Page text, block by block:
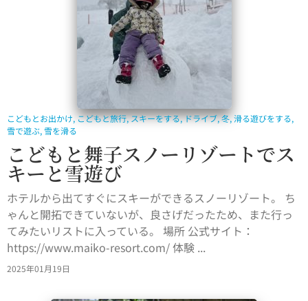
こどもとお出かけ,こどもと旅行,スキーをする,ドライブ,冬,滑る遊びをする,
雪で遊ぶ, 雪を滑る
こどもと舞子スノーリゾートでス
キーと雪遊び
ホテルから出てすぐにスキーができるスノーリゾート。 ち
ゃんと開拓できていないが、良さげだったため、また行っ
てみたいリストに入っている。 場所 公式サイト：
https://www.maiko-resort.com/ 体験 ...
2025年01月19日